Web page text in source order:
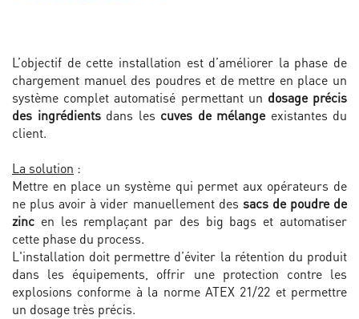
L’objectif de cette installation est d’améliorer la phase de
chargement manuel des poudres et de mettre en place un
système complet automatisé permettant un dosage précis
des ingrédientsdans les cuves de mélangeexistantes du
client.
La solution :
Mettre en place un système qui permet aux opérateurs de
ne plus avoir à vider manuellement des sacs de poudre de
zinc en les remplaçant par des big bags et automatiser
cette phase du process.
L'installation doit permettre d’éviter la rétention du produit
dans les équipements, offrir une protection contre les
explosions conforme à la norme ATEX 21/22 et permettre
un dosage très précis.